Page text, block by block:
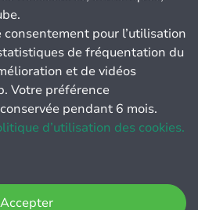
pour l’utilisation
de fréquentation du
et de vidéos
Votre préférence
pendant 6 mois.
d’utilisation des cookies.
Accepter